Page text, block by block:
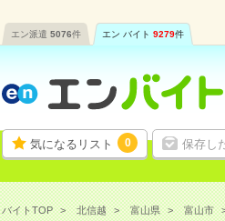
エン派遣 5076件 エン バイト 9279件
気になるリスト 0 保存し
バイトTOP 北信越 富山県 富山市